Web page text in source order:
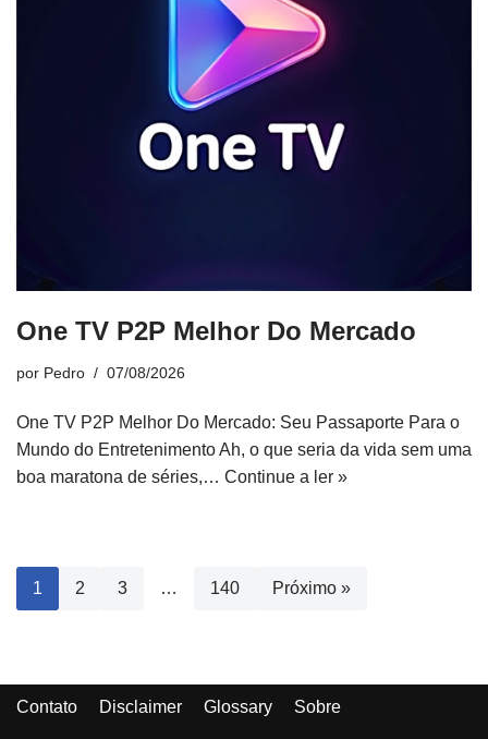
One TV P2P Melhor Do Mercado
por Pedro 07/08/2026
One TV P2P Melhor Do Mercado: Seu Passaporte Para o
Mundo do Entretenimento Ah, o que seria da vida sem uma
boa maratona de séries,… Continue a ler »
1 2 3 … 140 Próximo »
Contato Disclaimer Glossary Sobre